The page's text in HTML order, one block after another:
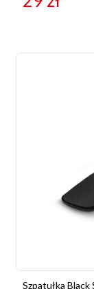
Szpatułka